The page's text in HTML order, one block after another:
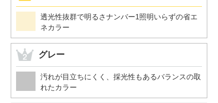
透光性抜群で明るさナンバー1照明いらずの省エ
ネカラー
グレー
汚れが目立ちにくく、採光性もあるバランスの取
れたカラー